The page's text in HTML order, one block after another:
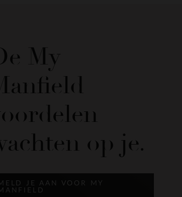
My
op je.
JE AAN VOOR MY